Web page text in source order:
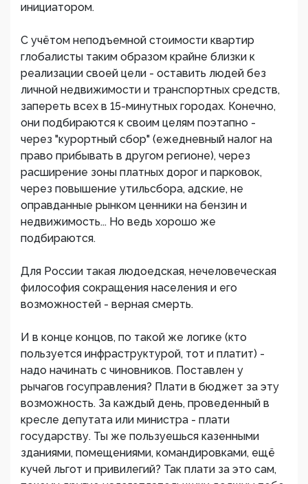
инициатором.
С учётом неподъемной стоимости квартир
глобалисты таким образом крайне близки к
реализации своей цели - оставить людей без
личной недвижимости и транспортных средств,
запереть всех в 15-минутных городах. Конечно,
они подбираются к своим целям поэтапно -
через "курортный сбор" (ежедневный налог на
право прибывать в другом регионе), через
расширение зоны платных дорог и парковок,
через повышение утильсбора, адские, не
оправданные рынком ценники на бензин и
недвижимость... Но ведь хорошо же
подбираются.
Для России такая людоедская, нечеловеческая
философия сокращения населения и его
возможностей - верная смерть.
И в конце концов, по такой же логике (кто
пользуется инфраструктурой, тот и платит) -
надо начинать с чиновников. Поставлен у
рычагов госуправления? Плати в бюджет за эту
возможность. За каждый день, проведенный в
кресле депутата или министра - плати
государству. Ты же пользуешься казенными
зданиями, помещениями, командировками, ещё
кучей льгот и привилегий? Так плати за это сам,